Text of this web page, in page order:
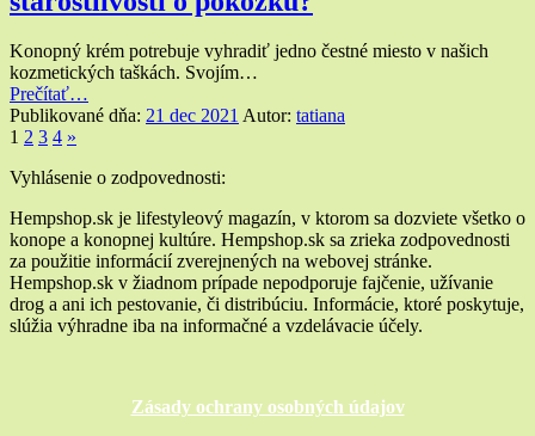
fľaštičke?”
Konopný krém potrebuje vyhradiť jedno čestné miesto v našich
kozmetických taškách. Svojím…
Prečítať“Konopný
krém
–
výhody
v
starostlivosti
o
pokožku?”
…
Publikované dňa: 21 dec 2021 Autor: tatiana
Navigácia
príspevkov
1 2 3 4 Nasledujúca
»
Widgety
v
pätičke
Vyhlásenie o zodpovednosti:
Hempshop.sk je lifestyleový magazín, v ktorom sa dozviete všetko o
konope a konopnej kultúre. Hempshop.sk sa zrieka zodpovednosti
za použitie informácií zverejnených na webovej stránke.
Hempshop.sk v žiadnom prípade nepodporuje fajčenie, užívanie
drog a ani ich pestovanie, či distribúciu. Informácie, ktoré poskytuje,
slúžia výhradne iba na informačné a vzdelávacie účely.
Zásady ochrany osobných údajov